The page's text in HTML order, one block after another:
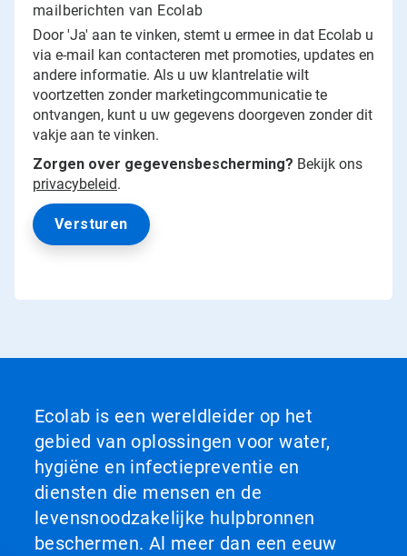
mailberichten van Ecolab
Door 'Ja' aan te vinken, stemt u ermee in dat Ecolab u
via e-mail kan contacteren met promoties, updates en
andere informatie. Als u uw klantrelatie wilt
voortzetten zonder marketingcommunicatie te
ontvangen, kunt u uw gegevens doorgeven zonder dit
vakje aan te vinken.
Zorgen over gegevensbescherming? Bekijk ons
privacybeleid.
Ecolab is een wereldleider op het
gebied van oplossingen voor water,
hygiëne en infectiepreventie en
diensten die mensen en de
levensnoodzakelijke hulpbronnen
beschermen. Al meer dan een eeuw